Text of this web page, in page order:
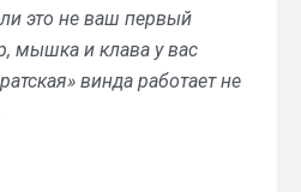
это не ваш первый
мышка и клава у вас
винда работает не